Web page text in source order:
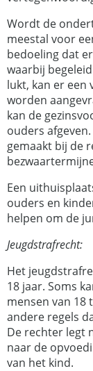
Wordt de
meestal voor
bedoeling dat
waarbij
lukt, kan er een
worden
kan de
ouders
gemaakt bij de
Een
ouders en
helpen om de
Jeugdstrafrecht:
Het
18 jaar. Soms
mensen van 18
andere regels
De rechter legt
naar de
van het kind.